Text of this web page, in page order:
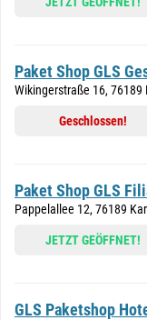
Paket Shop GLS
Wikingerstraße 16, 76189
Geschlossen!
Paket Shop GLS
Pappelallee 12, 76189
JETZT GEÖFFNET!
GLS Paketshop